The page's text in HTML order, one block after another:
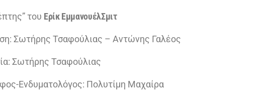
του Ερίκ EμμανουέλΣμιτ
Σωτήρης Τσαφούλιας – Αντώνης Γαλέος
Σωτήρης Τσαφούλιας
Ενδυματολόγος: Πολυτίμη Μαχαίρα